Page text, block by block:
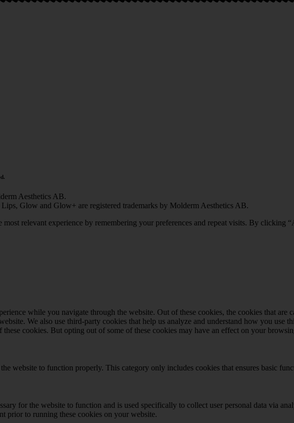
Aesthetics AB.
Glow and Glow+ are registered trademarks by Molderm Aesthetics AB.
relevant experience by remembering your preferences and repeat visits. By clicking
while you navigate through the website. Out of these cookies, the cookies that are
We also use third-party cookies that help us analyze and understand how you
cookies. But opting out of some of these cookies may have an effect on your
website to function properly. This category only includes cookies that ensures basic
for the website to function and is used specifically to collect user personal data via
prior to running these cookies on your website.